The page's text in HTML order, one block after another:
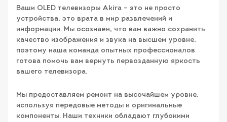
Ваши OLED телевизоры Akira – это не просто
устройства, это врата в мир развлечений и
информации. Мы осознаем, что вам важно сохранить
качество изображения и звука на высшем уровне,
поэтому наша команда опытных профессионалов
готова помочь вам вернуть первозданную яркость
вашего телевизора.
Мы предоставляем ремонт на высочайшем уровне,
используя передовые методы и оригинальные
компоненты. Наши техники обладают глубокими